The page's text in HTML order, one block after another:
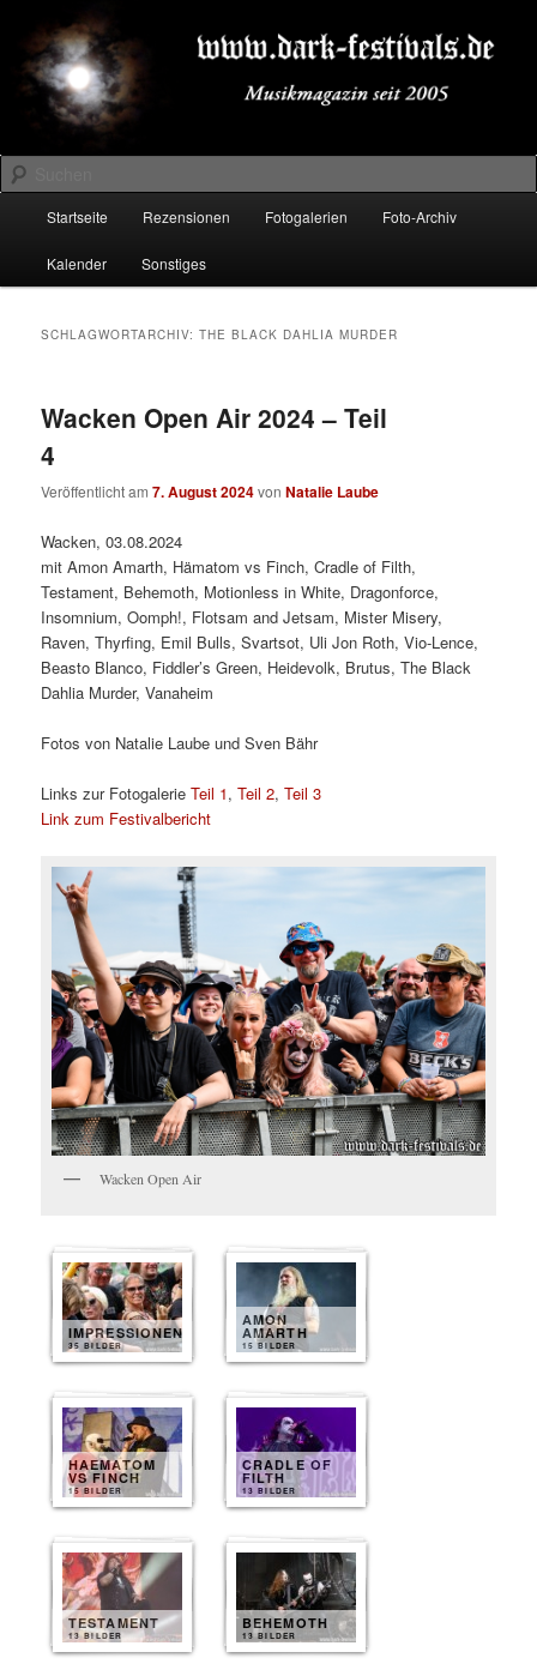
primären
Inhalt
springen
sekundären
Inhalt
springenDARK-FESTIVALS.DE
Suchen
Startseite Rezensionen Fotogalerien Foto-Archiv
Kalender Sonstiges
SCHLAGWORTARCHIV:THE BLACK DAHLIA MURDER
Wacken Open Air 2024 – Teil
4
Veröffentlicht am7. August 2024vonNatalie Laube
Wacken, 03.08.2024
mit Amon Amarth, Hämatom vs Finch, Cradle of Filth,
Testament, Behemoth, Motionless in White, Dragonforce,
Insomnium, Oomph!, Flotsam and Jetsam, Mister Misery,
Raven, Thyrfing, Emil Bulls, Svartsot, Uli Jon Roth, Vio-Lence,
Beasto Blanco, Fiddler’s Green, Heidevolk, Brutus, The Black
Dahlia Murder, Vanaheim
Fotos von Natalie Laube und Sven Bähr
Links zur FotogalerieTeil 1,Teil 2,Teil 3
Link zum Festivalbericht
Wacken Open Air
IMPRESSIONEN
35 BILDER
AMON
AMARTH
15 BILDER
HAEMATOM
VS FINCH
15 BILDER
CRADLE OF
FILTH
13 BILDER
TESTAMENT
13 BILDER
BEHEMOTH
13 BILDER